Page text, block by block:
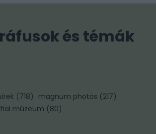
és témák
(718) magnum photos (217)
múzeum (80)